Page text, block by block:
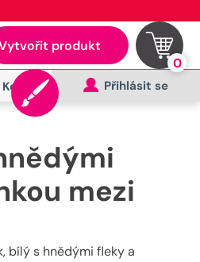
produkt
0
Kontakt Přihlásit se
mezi
bílý s hnědými fleky a